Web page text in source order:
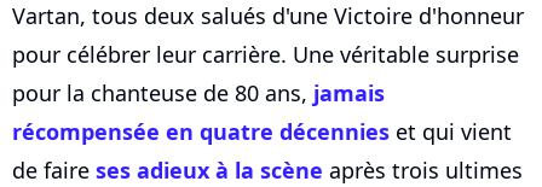
Vartan, tous deux salués d'une Victoire d'honneur
pour célébrer leur carrière. Une véritable surprise
pour la chanteuse de 80 ans, jamais
récompensée en quatre décennies et qui vient
de faire ses adieux à la scène après trois ultimes